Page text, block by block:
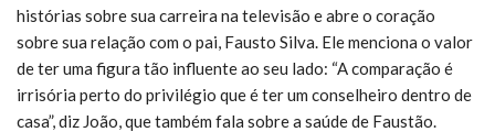
histórias sobre sua carreira na televisão e abre o coração
sobre sua relação com o pai, Fausto Silva. Ele menciona o valor
de ter uma figura tão influente ao seu lado: “A comparação é
irrisória perto do privilégio que é ter um conselheiro dentro de
casa”, diz João, que também fala sobre a saúde de Faustão.